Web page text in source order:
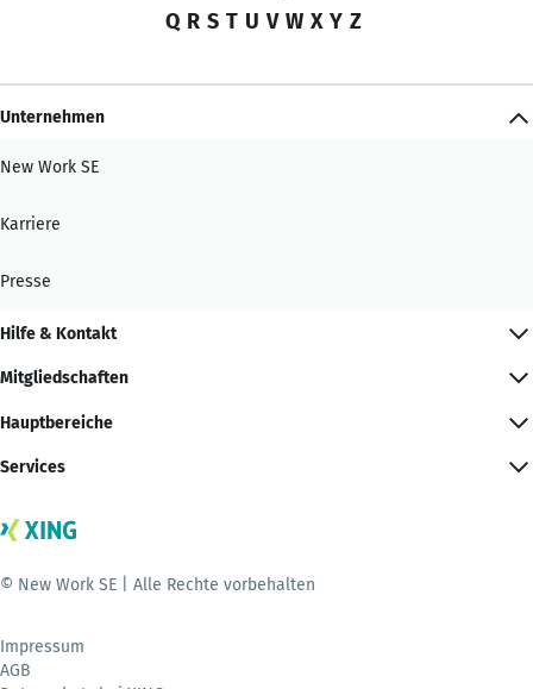
Q R S T U V W X Y Z
Unternehmen
New Work SE
Karriere
Presse
Hilfe & Kontakt
Mitgliedschaften
Hauptbereiche
Services
© New Work SE | Alle Rechte vorbehalten
Impressum
AGB